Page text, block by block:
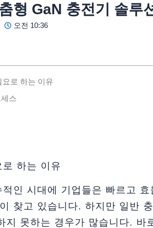
형 GaN 충전기 솔루
오전 10:36
로 하는 이유
스
하는 이유
인 시대에 기업들은 빠르고 효
찾고 있습니다. 하지만 일반
지 못하는 경우가 많습니다. 바